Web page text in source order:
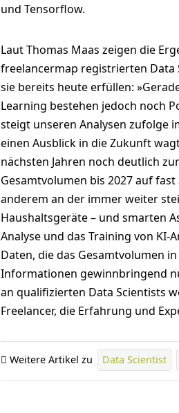
und Tensorflow.
Laut Thomas Maas zeigen die
freelancermap registrierten
sie bereits heute erfüllen:
Learning bestehen jedoch noch
steigt unseren Analysen zufolge
einen Ausblick in die Zukunft
nächsten Jahren noch deutlich
Gesamtvolumen bis 2027 auf
anderem an der immer weiter
Haushaltsgeräte – und smarten
Analyse und das Training von
Daten, die das Gesamtvolumen
Informationen gewinnbringend
an qualifizierten Data Scientists
Freelancer, die Erfahrung und
Weitere Artikel zu Data Scientist